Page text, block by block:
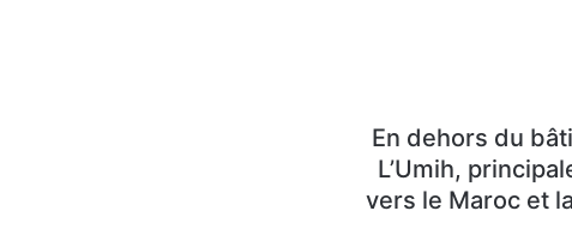
En dehors du
L’Umih,
vers le Maroc et